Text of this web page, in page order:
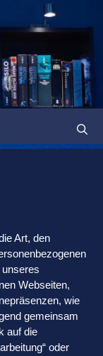
Art, den
unseres
Webseiten,
wie
gemeinsam
auf die
oder